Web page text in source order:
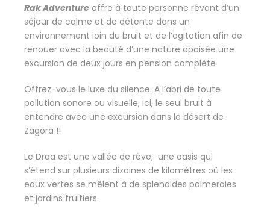
Rak Adventure offre à toute personne rêvant d’un
séjour de calme et de détente dans un
environnement loin du bruit et de l’agitation afin de
renouer avec la beauté d’une nature apaisée une
excursion de deux jours en pension complète
Offrez-vous le luxe du silence. A l’abri de toute
pollution sonore ou visuelle, ici, le seul bruit à
entendre avec une excursion dans le désert de
Zagora !!
Le Draa est une vallée de rêve, une oasis qui
s’étend sur plusieurs dizaines de kilomètres où les
eaux vertes se mêlent à de splendides palmeraies
et jardins fruitiers.